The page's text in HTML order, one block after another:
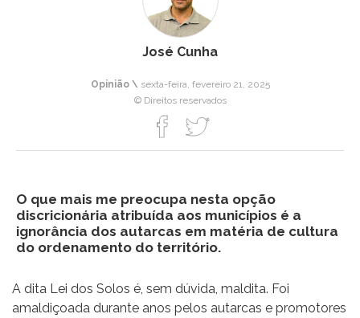
José Cunha
Opinião \ sexta-feira, fevereiro 21, 2025
© Direitos reservados
O que mais me preocupa nesta opção
discricionária atribuída aos municípios é a
ignorância dos autarcas em matéria de cultura
do ordenamento do território.
A dita Lei dos Solos é, sem dúvida, maldita. Foi
amaldiçoada durante anos pelos autarcas e promotores